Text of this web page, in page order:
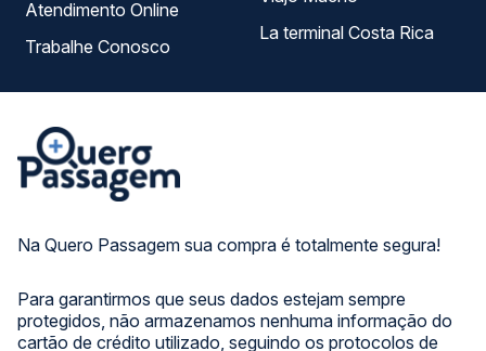
Na Quero Passagem sua compra é totalmente segura!
Para garantirmos que seus dados estejam sempre
protegidos, não armazenamos nenhuma informação do
cartão de crédito utilizado, seguindo os protocolos de
Atendimento Online
Trabalhe Conosco
La terminal Costa Rica